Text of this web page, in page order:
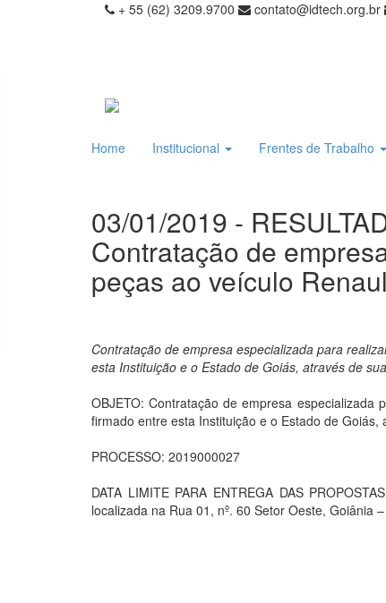
+ 55 (62) 3209.9700 contato@idtech.org.br
Home Institucional Frentes de Trabalho
03/01/2019 -
Contratação de
peças ao veículo
Contratação de empresa especializada para
esta Instituição e o Estado de Goiás, através de
OBJETO: Contratação de empresa
firmado entre esta Instituição e o Estado de
PROCESSO: 2019000027
DATA LIMITE PARA ENTREGA DAS
localizada na Rua 01, nº. 60 Setor Oeste, Goiânia